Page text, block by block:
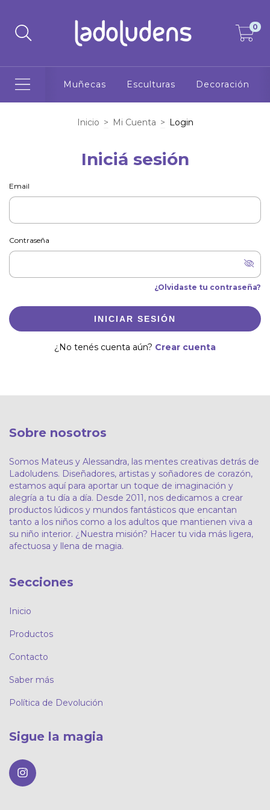
0
Muñecas Esculturas Decoración
Inicio > Mi Cuenta > Login
Iniciá sesión
Email
Contraseña
¿Olvidaste tu contraseña?
INICIAR SESIÓN
¿No tenés cuenta aún? Crear cuenta
Sobre nosotros
Somos Mateus y Alessandra, las mentes creativas detrás de
Ladoludens. Diseñadores, artistas y soñadores de corazón,
estamos aquí para aportar un toque de imaginación y
alegría a tu día a día. Desde 2011, nos dedicamos a crear
productos lúdicos y mundos fantásticos que encantan
tanto a los niños como a los adultos que mantienen viva a
su niño interior. ¿Nuestra misión? Hacer tu vida más ligera,
afectuosa y llena de magia.
Secciones
Inicio
Productos
Contacto
Saber más
Política de Devolución
Sigue la magia